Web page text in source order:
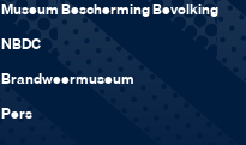
Museum Bescherming Bevolking
NBDC
Brandweermuseum
Pers